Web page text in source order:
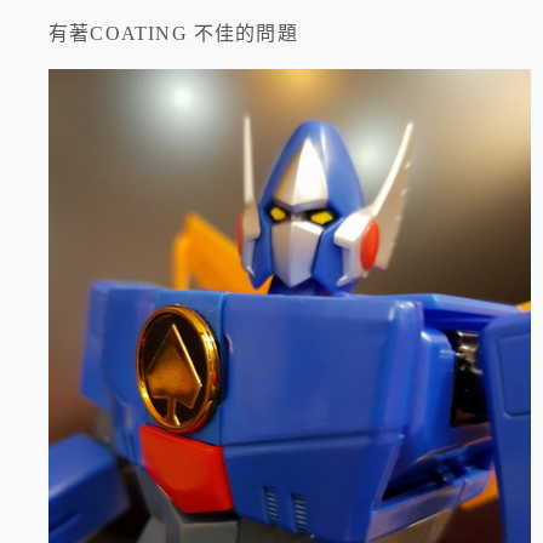
有著COATING 不佳的問題